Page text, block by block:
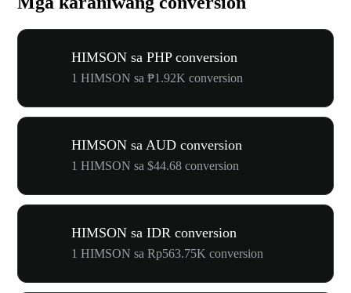
HIMSON sa PHP conversion
1 HIMSON sa ₱1.92K conversion
HIMSON sa AUD conversion
1 HIMSON sa $44.68 conversion
HIMSON sa IDR conversion
1 HIMSON sa Rp563.75K conversion